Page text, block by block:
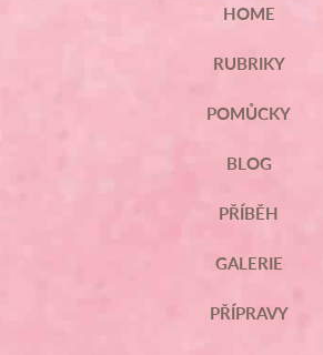
HOME
RUBRIKY
POMŮCKY
BLOG
PŘÍBĚH
GALERIE
PŘÍPRAVY